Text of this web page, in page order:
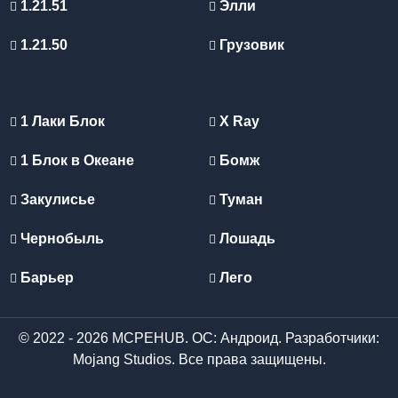
корректно вне зависимости от слота экипировки.
отсутствуют.
1.21.51
1.21.50
Элли
Грузовик
1 Лаки Блок
1 Блок в Океане
Закулисье
Чернобыль
Барьер
X Ray
Бомж
Туман
Лошадь
Лего
© 2022 - 2026 MCPEHUB. ОС: Андроид. Разработчики:
Mojang Studios. Все права защищены.